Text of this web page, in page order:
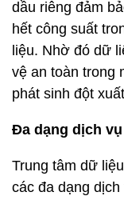
dầu riêng đảm
hết công suất
liệu. Nhờ đó dữ
vệ an toàn trong
phát sinh đột
Đa dạng dịch vụ
Trung tâm dữ
các đa dạng